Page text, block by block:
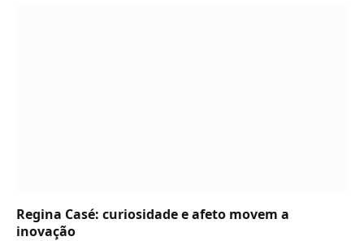
Regina Casé: curiosidade e afeto movem a
inovação